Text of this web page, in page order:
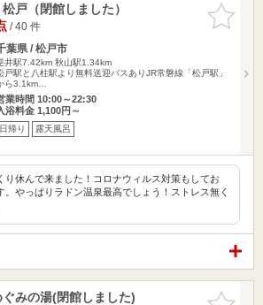
お気に入
りに追加
戸（閉館しました）
/ 40 件
葉県 / 松戸市
井駅7.42km 秋山駅1.34km
戸駅と八柱駅より無料送迎バスありJR常磐線「松戸駅」
ら3.1km…
業時間 10:00～22:30
浴料金 1,100円～
日帰り 露天風呂
り休んで来ました！コロナウィルス対策もしてお
。やっぱりラドン温泉最高でしょう！ストレス無く
お気に入
みの湯(閉館しました)